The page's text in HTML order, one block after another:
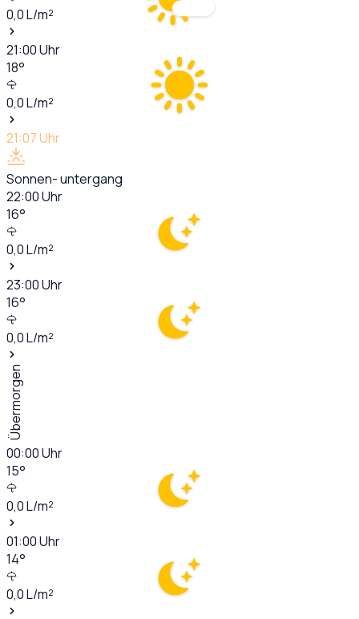
0,0L/m²
21:00Uhr
18°
0,0L/m²
21:07Uhr
Sonnen- untergang
22:00Uhr
16°
0,0L/m²
23:00Uhr
16°
0,0L/m²
Übermorgen
00:00Uhr
15°
0,0L/m²
01:00Uhr
14°
0,0L/m²